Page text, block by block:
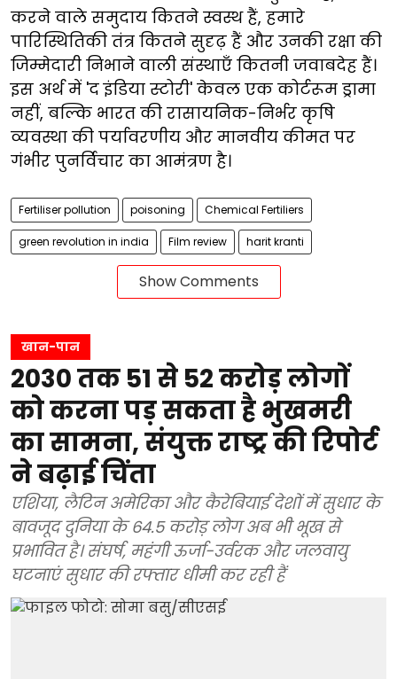
करने वाले समुदाय कितने स्वस्थ हैं, हमारे
पारिस्थितिकी तंत्र कितने सुदृढ़ हैं और उनकी रक्षा की
जिम्मेदारी निभाने वाली संस्थाएँ कितनी जवाबदेह हैं।
इस अर्थ में 'द इंडिया स्टोरी' केवल एक कोर्टरूम ड्रामा
नहीं, बल्कि भारत की रासायनिक-निर्भर कृषि
व्यवस्था की पर्यावरणीय और मानवीय कीमत पर
गंभीर पुनर्विचार का आमंत्रण है।
Fertiliser pollution poisoning Chemical Fertiliers
green revolution in india Film review harit kranti
Show Comments
खान-पान
2030 तक 51 से 52 करोड़ लोगों
को करना पड़ सकता है भुखमरी
का सामना, संयुक्त राष्ट्र की रिपोर्ट
ने बढ़ाई चिंता
एशिया, लैटिन अमेरिका और कैरेबियाई देशों में सुधार के
बावजूद दुनिया के 64.5 करोड़ लोग अब भी भूख से
प्रभावित है। संघर्ष, महंगी ऊर्जा-उर्वरक और जलवायु
घटनाएं सुधार की रफ्तार धीमी कर रही हैं